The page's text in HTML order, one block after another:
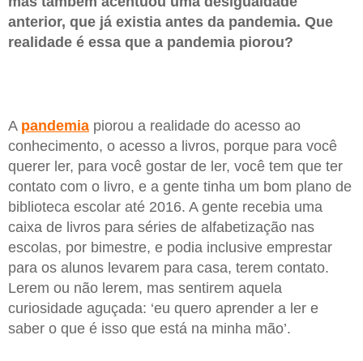
anterior, que já existia antes da pandemia. Que
realidade é essa que a pandemia piorou?
A pandemia piorou a realidade do acesso ao
conhecimento, o acesso a livros, porque para você
querer ler, para você gostar de ler, você tem que ter
contato com o livro, e a gente tinha um bom plano de
biblioteca escolar até 2016. A gente recebia uma
caixa de livros para séries de alfabetização nas
escolas, por bimestre, e podia inclusive emprestar
para os alunos levarem para casa, terem contato.
Lerem ou não lerem, mas sentirem aquela
curiosidade aguçada: ‘eu quero aprender a ler e
saber o que é isso que está na minha mão’.